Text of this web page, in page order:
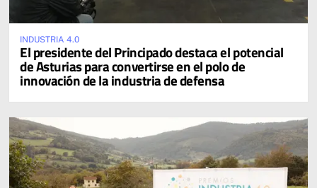
INDUSTRIA 4.0
El presidente del Principado destaca el potencial
de Asturias para convertirse en el polo de
innovación de la industria de defensa